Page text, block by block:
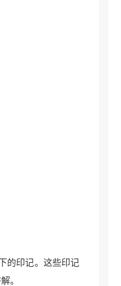
的印记。这些印记
。